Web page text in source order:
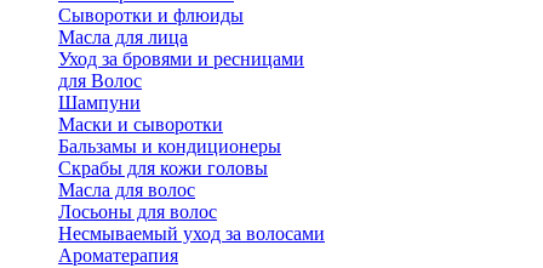
Сыворотки и флюиды
Масла для лица
Уход за бровями и ресницами
для Волос
Шампуни
Маски и сыворотки
Бальзамы и кондиционеры
Скрабы для кожи головы
Масла для волос
Лосьоны для волос
Несмываемый уход за волосами
Ароматерапия